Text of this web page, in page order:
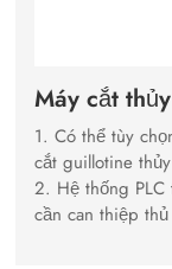
Máy cắt
1. Có thể tùy
cắt guillotine
2. Hệ thống
cần can thiệp